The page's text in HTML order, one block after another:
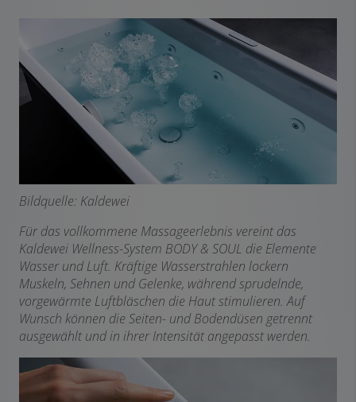
Bildquelle: Kaldewei
Für das vollkommene Massageerlebnis vereint das
Kaldewei Wellness-System BODY & SOUL die Elemente
Wasser und Luft. Kräftige Wasserstrahlen lockern
Muskeln, Sehnen und Gelenke, während sprudelnde,
vorgewärmte Luftbläschen die Haut stimulieren. Auf
Wunsch können die Seiten- und Bodendüsen getrennt
ausgewählt und in ihrer Intensität angepasst werden.